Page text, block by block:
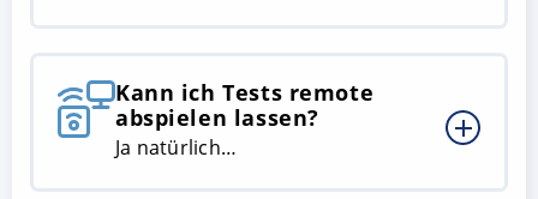
Kann ich Tests remote
abspielen lassen?
Ja natürlich…